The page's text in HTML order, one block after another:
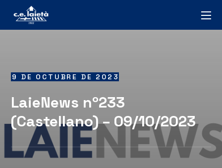
9 DE OCTUBRE DE 2023
LaieNews nº233
(Castellano) – 09/10/2023